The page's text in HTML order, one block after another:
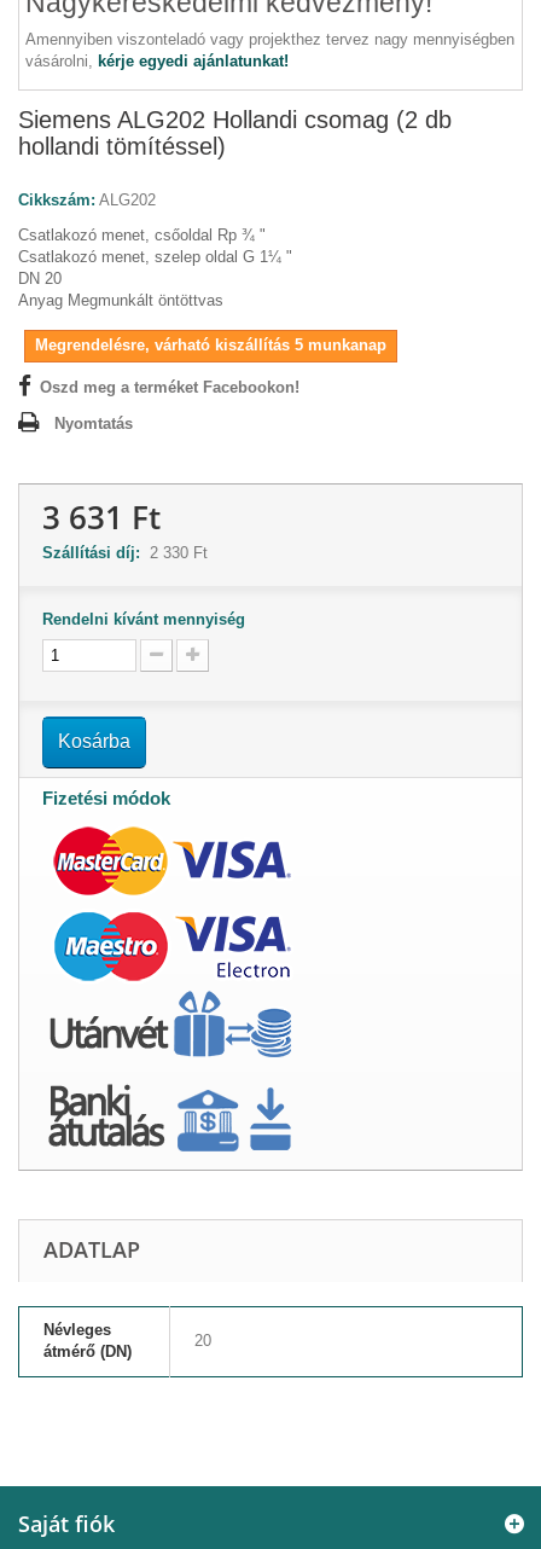
Amennyiben viszonteladó vagy projekthez tervez nagy mennyiségben
vásárolni, kérje egyedi ajánlatunkat!
Siemens ALG202 Hollandi csomag (2 db
hollandi tömítéssel)
Cikkszám: ALG202
Csatlakozó menet, csőoldal Rp ¾ "
Csatlakozó menet, szelep oldal G 1¼ "
DN 20
Anyag Megmunkált öntöttvas
Megrendelésre, várható kiszállítás 5 munkanap
Oszd meg a terméket Facebookon!
Nyomtatás
3 631 Ft
Szállítási díj: 2 330 Ft
Rendelni kívánt mennyiség
Kosárba
Fizetési módok
ADATLAP
Névleges
átmérő (DN)
20
Saját fiók